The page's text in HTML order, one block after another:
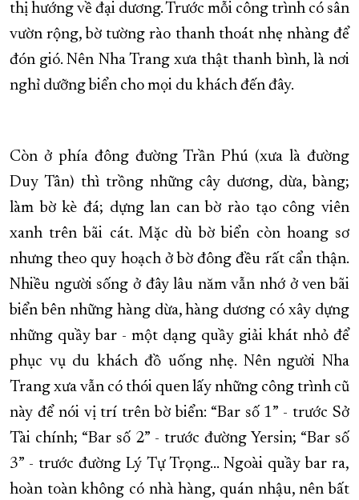
thị hướng về đại dương. Trước mỗi công trình có sân
vườn rộng, bờ tường rào thanh thoát nhẹ nhàng để
đón gió. Nên Nha Trang xưa thật thanh bình, là nơi
nghỉ dưỡng biển cho mọi du khách đến đây.
Còn ở phía đông đường Trần Phú (xưa là đường
Duy Tân) thì trồng những cây dương, dừa, bàng;
làm bờ kè đá; dựng lan can bờ rào tạo công viên
xanh trên bãi cát. Mặc dù bờ biển còn hoang sơ
nhưng theo quy hoạch ở bờ đông đều rất cẩn thận.
Nhiều người sống ở đây lâu năm vẫn nhớ ở ven bãi
biển bên những hàng dừa, hàng dương có xây dựng
những quầy bar - một dạng quầy giải khát nhỏ để
phục vụ du khách đồ uống nhẹ. Nên người Nha
Trang xưa vẫn có thói quen lấy những công trình cũ
này để nói vị trí trên bờ biển: “Bar số 1” - trước Sở
Tài chính; “Bar số 2” - trước đường Yersin; “Bar số
3” - trước đường Lý Tự Trọng… Ngoài quầy bar ra,
hoàn toàn không có nhà hàng, quán nhậu, nên bất